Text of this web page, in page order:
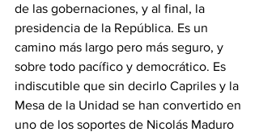
de las gobernaciones, y al final, la
presidencia de la República. Es un
camino más largo pero más seguro, y
sobre todo pacífico y democrático. Es
indiscutible que sin decirlo Capriles y la
Mesa de la Unidad se han convertido en
uno de los soportes de Nicolás Maduro